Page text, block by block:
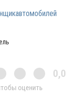
0,0
оценить